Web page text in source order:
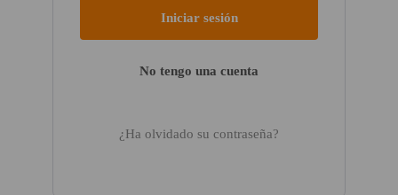
No tengo una cuenta
¿Ha olvidado su contraseña?